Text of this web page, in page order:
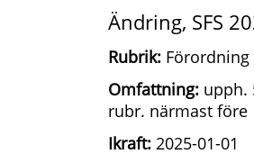
Ändring, SFS
Rubrik: Förordning
Omfattning: upph.
rubr. närmast före
Ikraft: 2025-01-01